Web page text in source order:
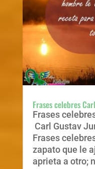
Frases celebres
Frases
Carl Gustav
Frases
zapato que le
aprieta a otro;